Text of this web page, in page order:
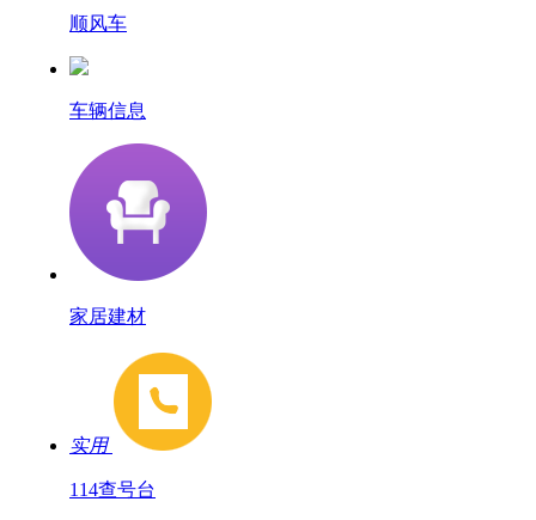
顺风车
车辆信息
家居建材
实用
114查号台